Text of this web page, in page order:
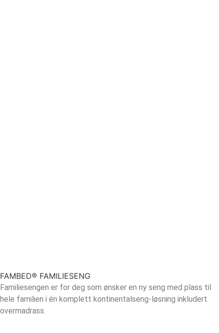
FAMBED® FAMILIESENG
Familiesengen er for deg som ønsker en ny seng med plass til
hele familien i én komplett kontinentalseng-løsning inkludert
overmadrass.